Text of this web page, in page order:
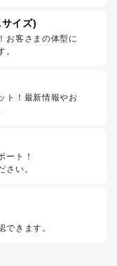
イズ)
お客さまの体型に
。
ト！最新情報やお
ート！
さい。
できます。